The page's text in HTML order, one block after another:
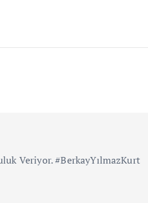
Veriyor. #BerkayYılmazKurt